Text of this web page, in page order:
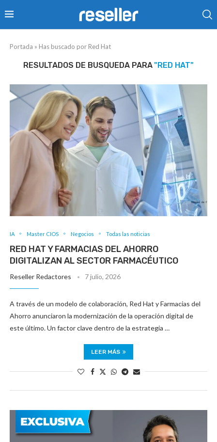
Portada » Has buscado por Red Hat
RESULTADOS DE BUSQUEDA PARA"RED HAT"
IA Master CIOS Negocios Todas las noticias
RED HAT Y FARMACIAS DEL AHORRO
DIGITALIZAN AL SECTOR FARMACÉUTICO
Reseller Redactores 7 julio, 2026
A través de un modelo de colaboración, Red Hat y Farmacias del
Ahorro anunciaron la modernización de la operación digital de
este último. Un factor clave dentro de la estrategia …
LEER MÁS